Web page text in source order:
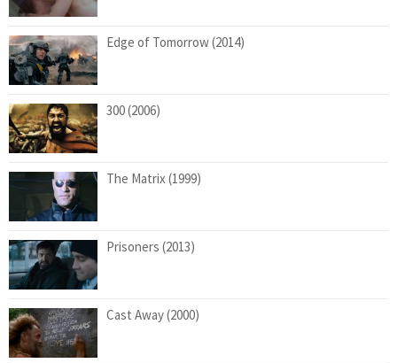
Edge of Tomorrow (2014)
300 (2006)
The Matrix (1999)
Prisoners (2013)
Cast Away (2000)